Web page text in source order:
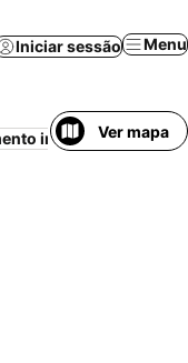
Iniciar sessão Menu
inteiro Animais
Ver mapa